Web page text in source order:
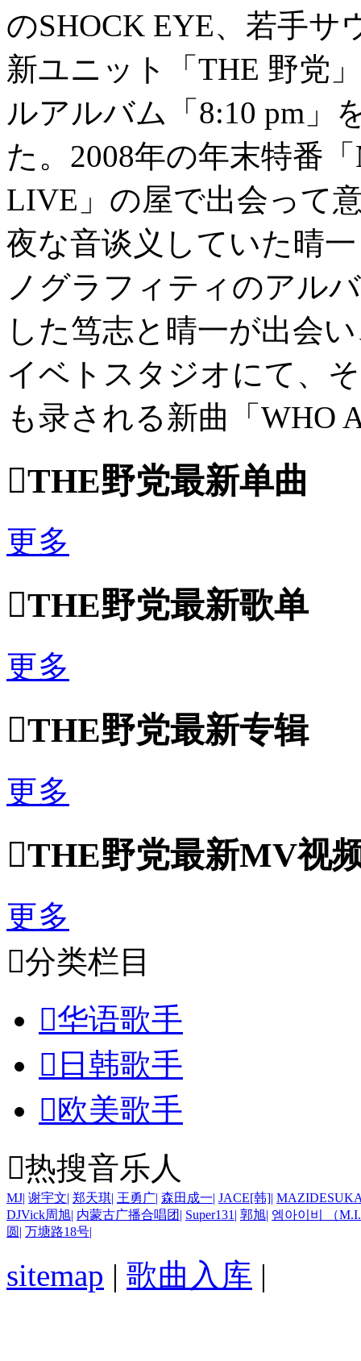
のSHOCK EYE、若手
新ユニット「THE 野党
ルアルバム「8:10 pm」
た。2008年の年末特番
LIVE」の屋で出会って
夜な音谈义していた晴
ノグラフィティのアル
した笃志と晴一が出会
イベトスタジオにて、
も录される新曲「WHO
THE野党最新单曲
更多
THE野党最新歌单
更多
THE野党最新专辑
更多
THE野党最新MV视
更多
分类栏目
华语歌手
 日韩歌手
欧美歌手
热搜音乐人
MJ| 谢宇文| 郑天琪| 王勇广| 森田成一| JACE[韩]|
DJVick周旭| 内蒙古广播合唱团 | Super131 | 郭旭| 엠아이비 （
圆 | 万塘路18号|
sitemap | 歌曲入库 |